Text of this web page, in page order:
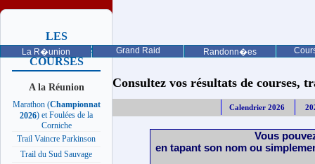
La R�union Grand Raid Randonn�es
LES
PROCHAINES
COURSES
A la Réunion
Marathon (Championnat
2026) et Foulées de la
Corniche
Trail Vaincre Parkinson
Trail du Sud Sauvage
Consultez vos résultats de courses,
Calendrier 2026
Vous
en tapant son nom ou